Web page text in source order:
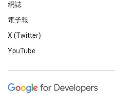
網誌
電子報
X (Twitter)
YouTube